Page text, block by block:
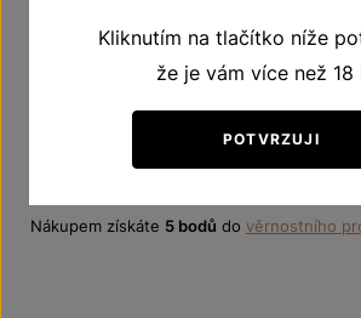
Nákupem získáte 5 bodů do věrnostního
Kliknutím na tlačítko níže
že je vám více než 18
POTVRZUJI